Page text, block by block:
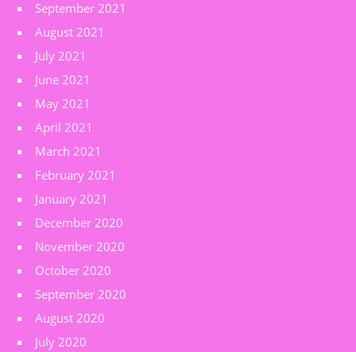
September 2021
August 2021
July 2021
June 2021
May 2021
April 2021
March 2021
February 2021
January 2021
December 2020
November 2020
October 2020
September 2020
August 2020
July 2020